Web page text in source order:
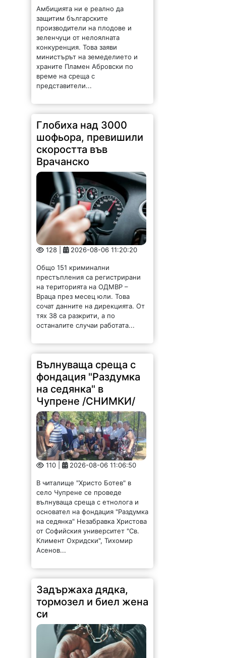
Амбицията ни е реално да
защитим българските
производители на плодове и
зеленчуци от нелоялната
конкуренция. Това заяви
министърът на земеделието и
храните Пламен Абровски по
време на среща с
представители...
Глобиха над 3000
шофьора, превишили
скоростта във
Врачанско
128 | 2026-08-06 11:20:20
Общо 151 криминални
престъпления са регистрирани
на територията на ОДМВР –
Враца през месец юли. Това
сочат данните на дирекцията. От
тях 38 са разкрити, а по
останалите случаи работата...
Вълнуваща среща с
фондация "Раздумка
на седянка" в
Чупрене /СНИМКИ/
110 | 2026-08-06 11:06:50
В читалище "Христо Ботев" в
село Чупрене се проведе
вълнуваща среща с етнолога и
основател на фондация "Раздумка
на седянка" Незабравка Христова
от Софийския университет "Св.
Климент Охридски", Тихомир
Асенов...
Задържаха дядка,
тормозел и биел жена
си